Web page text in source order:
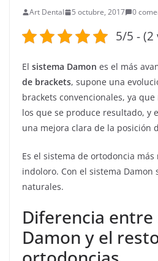
Art Dental 5 octubre, 2017 0
5/5 - (2
El sistema Damon es el más
de brackets, supone una
brackets convencionales, ya
los que se produce resultado, y
una mejora clara de la posición
Es el sistema de ortodoncia
indoloro. Con el sistema Damon
naturales.
Diferencia entre
Damon y el